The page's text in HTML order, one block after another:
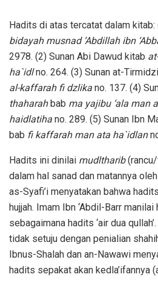
Hadits di atas tercatat dalam kitab:
bidayah musnad ‘Abdillah ibn
2978. (2) Sunan Abi Dawud kitab
ha`idlno. 264. (3) Sunan at-
al-kaffarah fi dzlika no. 137. (4)
thaharahbab ma yajibu ‘ala man
haidlatiha no. 289. (5) Sunan Ibn
bab fi kaffarah man ata ha`idlan
Hadits ini dinilai mudltharib
dalam hal sanad dan matannya
as-Syafi’i menyatakan bahwa
hujjah. Imam Ibn ‘Abdil-Barr
sebagaimana hadits ‘air dua
tidak setuju dengan penialian
Ibnus-Shalah dan an-Nawawi
hadits sepakat akan kedla’ifannya